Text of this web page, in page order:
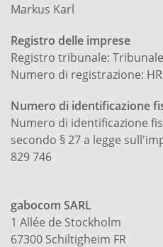
Markus Karl
Registro delle imprese
Registro tribunale:
Numero di registrazione:
Numero di identificazione
Numero di identificazione
secondo § 27 a legge
829 746
gabocom SARL
1 Allée de Stockholm
67300 Schiltigheim FR